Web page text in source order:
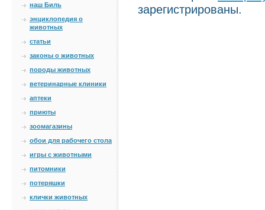
наш Биль
энциклопедия о
животных
статьи
законы о животных
породы животных
ветеринарные клиники
аптеки
приюты
зоомагазины
обои для рабочего стола
игры с животными
питомники
потеряшки
клички животных
зарегистрированы.